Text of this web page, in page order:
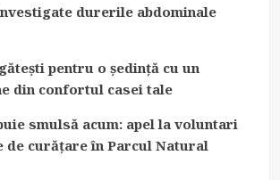
durerile abdominale
pentru o ședință cu un
din confortul casei tale
smulsă acum: apel la voluntari
de curățare în Parcul Natural